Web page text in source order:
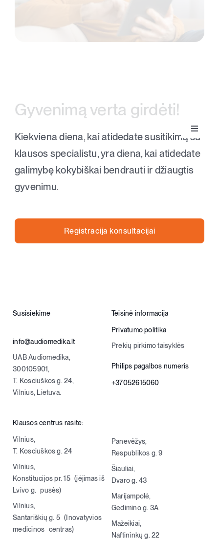
Toggle
Klausos aparatai
Apie klausą
Kontaktai
+370 620 33338
Registracija
Gyvenimą verta girdėti!
Kiekviena diena, kai atidedate susitikimą su
klausos specialistu, yra diena, kai atidedate
galimybę kokybiškai bendrauti ir džiaugtis
gyvenimu.
Registracija konsultacijai
Susisiekime
info@audiomedika.lt
UAB Audiomedika,
300105901,
T. Kosciuškos g. 24,
Vilnius, Lietuva.
Teisinė informacija
Privatumo politika
Prekių pirkimo taisyklės
Philips pagalbos numeris
+37052615060
Klausos centrus rasite:
Vilnius,
T. Kosciuškos g. 24
Vilnius,
Konstitucijos pr. 15 (įėjimas iš
Lvivo g. pusės)
Vilnius,
Santariškių g. 5 (Inovatyvios
medicinos centras)
Panevėžys,
Respublikos g. 9
Šiauliai,
Dvaro g. 43
Marijampolė,
Gedimino g. 3A
Mažeikiai,
Naftininkų g. 22